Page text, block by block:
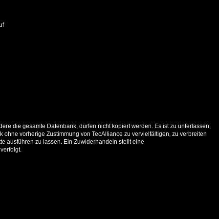
die gesamte Datenbank, dürfen nicht kopiert werden. Es ist zu unterlassen,
ohne vorherige Zustimmung von TecAlliance zu vervielfältigen, zu verbreiten
ausführen zu lassen. Ein Zuwiderhandeln stellt eine